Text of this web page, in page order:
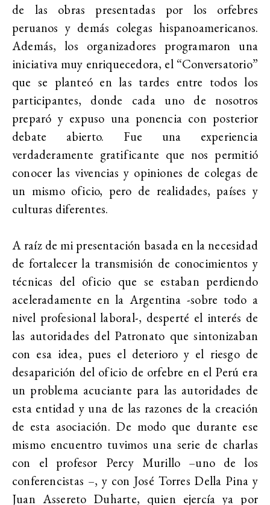
de las obras presentadas por los orfebres
peruanos y demás colegas hispanoamericanos.
Además, los organizadores programaron una
iniciativa muy enriquecedora, el “Conversatorio”
que se planteó en las tardes entre todos los
participantes, donde cada uno de nosotros
preparó y expuso una ponencia con posterior
debate abierto. Fue una experiencia
verdaderamente gratificante que nos permitió
conocer las vivencias y opiniones de colegas de
un mismo oficio, pero de realidades, países y
culturas diferentes.
A raíz de mi presentación basada en la necesidad
de fortalecer la transmisión de conocimientos y
técnicas del oficio que se estaban perdiendo
aceleradamente en la Argentina -sobre todo a
nivel profesional laboral-, desperté el interés de
las autoridades del Patronato que sintonizaban
con esa idea, pues el deterioro y el riesgo de
desaparición del oficio de orfebre en el Perú era
un problema acuciante para las autoridades de
esta entidad y una de las razones de la creación
de esta asociación. De modo que durante ese
mismo encuentro tuvimos una serie de charlas
con el profesor Percy Murillo –uno de los
conferencistas –, y con José Torres Della Pina y
Juan Assereto Duharte, quien ejercía ya por